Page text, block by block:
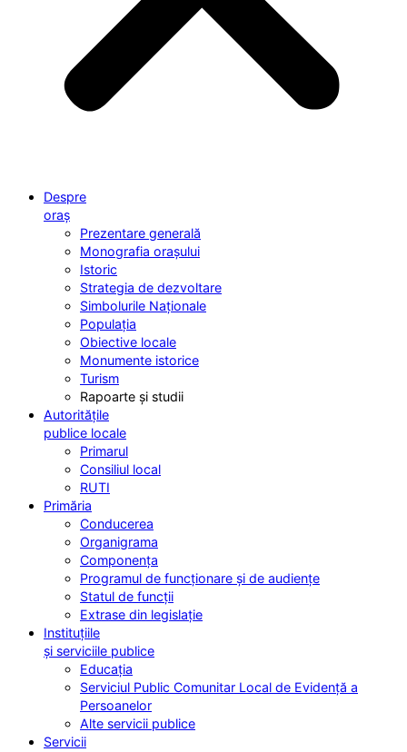
Despre
oraș
Prezentare generală
Monografia orașului
Istoric
Strategia de dezvoltare
Simbolurile Naționale
Populația
Obiective locale
Monumente istorice
Turism
Rapoarte și studii
Autoritățile
publice locale
Primarul
Consiliul local
RUTI
Primăria
Conducerea
Organigrama
Componența
Programul de funcționare și de audiențe
Statul de funcții
Extrase din legislație
Instituțiile
și serviciile publice
Educația
Serviciul Public Comunitar Local de Evidență a
Persoanelor
Alte servicii publice
Servicii